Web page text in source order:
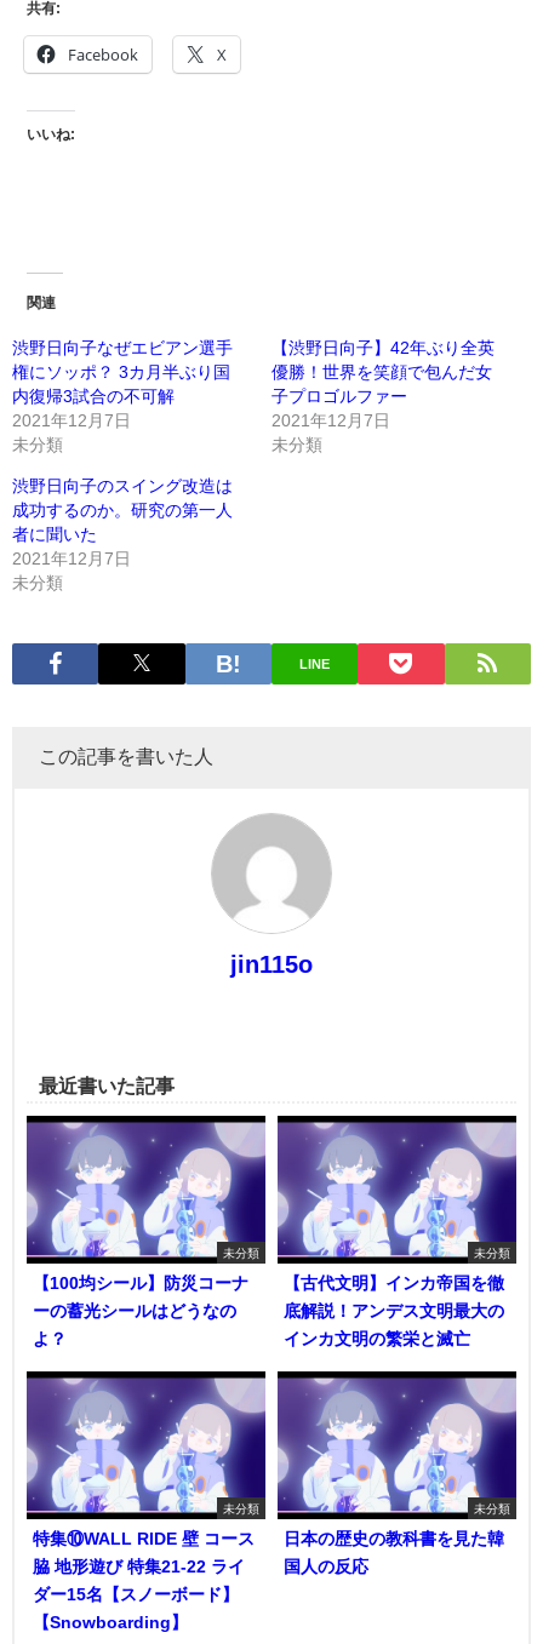
共有:
Facebook X
いいね:
関連
渋野日向子なぜエビアン選手
権にソッポ？ 3カ月半ぶり国
内復帰3試合の不可解
2021年12月7日
未分類
【渋野日向子】42年ぶり全英
優勝！世界を笑顔で包んだ女
子プロゴルファー
2021年12月7日
未分類
渋野日向子のスイング改造は
成功するのか。研究の第一人
者に聞いた
2021年12月7日
未分類
LINE
この記事を書いた人
jin115o
最近書いた記事
未分類
【100均シール】防災コーナ
ーの蓄光シールはどうなの
よ？
未分類
【古代文明】インカ帝国を徹
底解説！アンデス文明最大の
インカ文明の繁栄と滅亡
未分類
特集⑩WALL RIDE 壁 コース
脇 地形遊び 特集21-22 ライ
ダー15名【スノーボード】
【Snowboarding】
未分類
日本の歴史の教科書を見た韓
国人の反応